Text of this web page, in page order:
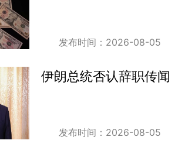
发布时间：2026-08-05
伊朗总统否认辞职传闻
发布时间：2026-08-05